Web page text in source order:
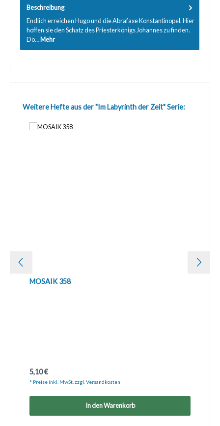
Beschreibung
Endlich erreichen Hugo und die Abrafaxe Konstantinopel. Hier
hoffen sie den Schatz des Priesterkönigs Johannes zu finden.
Do…Mehr
Produktgalerie überspringen
Weitere Hefte aus der "Im Labyrinth der Zeit" Serie:
MOSAIK 358
Regulärer Preis:
5,10 €
* Preise inkl. MwSt. zzgl. Versandkosten
In den Warenkorb